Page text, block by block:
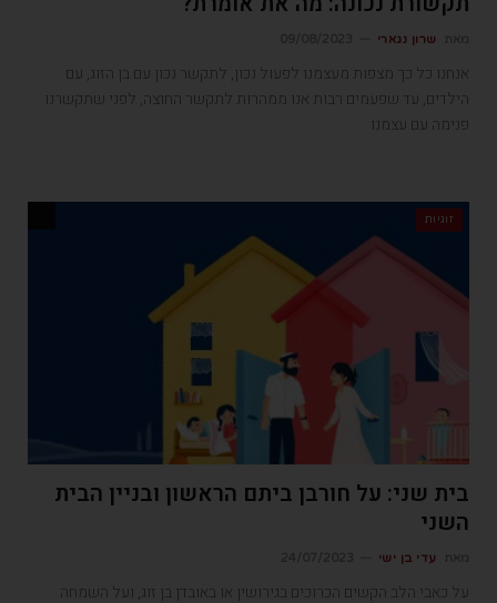
שרון נגארי
אנחנו כל כך מצפות מעצמנו לפעול נכון, לתקשר נכון עם בן הזוג, עם
הילדים, עד שפעמים רבות אנו ממהרות לתקשר החוצה, לפני שתקשרנו
פנימה עם עצמנו
זוגיות
בית שני: על חורבן ביתם הראשון ובניין הבית
השני
עדי בן ישי
על כאבי הלב הקשים הכרוכים בגירושין או באובדן בן זוג, ועל השמחה